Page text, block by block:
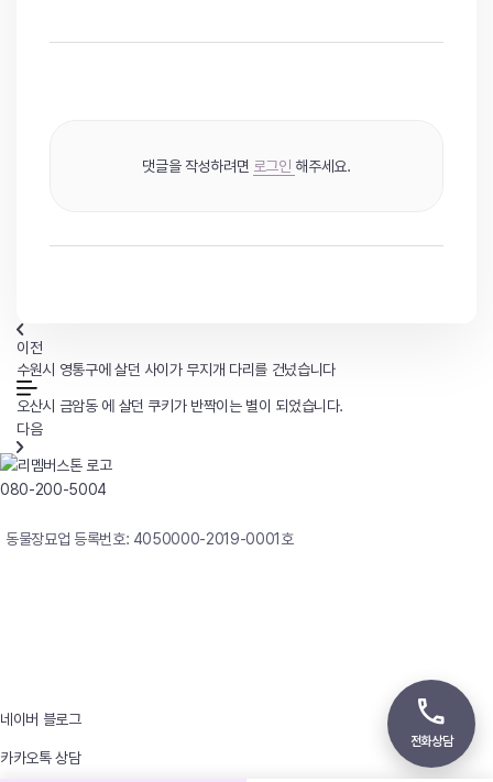
댓글을 작성하려면 로그인 해주세요.
이전
수원시 영통구에 살던 사이가 무지개 다리를 건넜습니다
오산시 금암동 에 살던 쿠키가 반짝이는 별이 되었습니다.
다음
080-200-5004
동물장묘업 등록번호: 4050000-2019-0001호
네이버 블로그
카카오톡 상담
전화상담